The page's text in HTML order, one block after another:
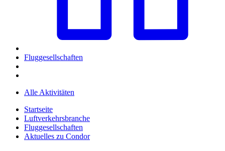
Fluggesellschaften
Alle Aktivitäten
Startseite
Luftverkehrsbranche
Fluggesellschaften
Aktuelles zu Condor